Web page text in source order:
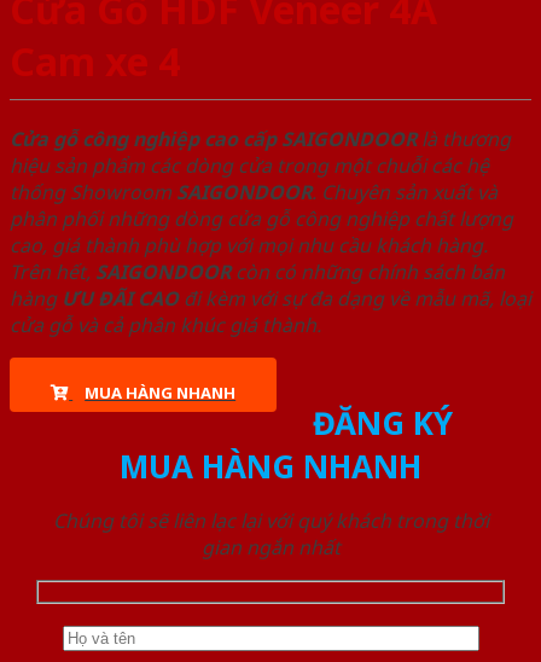
Cam xe 4
Cửa gỗ công nghiệp cao cấp SAIGONDOORlà thương
hiệu sản phẩm các dòng cửa trong một chuỗi các hệ
thống Showroom SAIGONDOOR. Chuyên sản xuất và
phân phối những dòng cửa gỗ công nghiệp chất lượng
cao, giá thành phù hợp với mọi nhu cầu khách hàng.
Trên hết, SAIGONDOORcòn có những chính sách bán
hàng ƯU ĐÃI CAOđi kèm với sự đa dạng về mẫu mã, loại
cửa gỗ và cả phân khúc giá thành.
MUA HÀNG NHANH
ĐĂNG KÝ
MUA HÀNG NHANH
Chúng tôi sẽ liên lạc lại với quý khách trong thời
gian ngắn nhất